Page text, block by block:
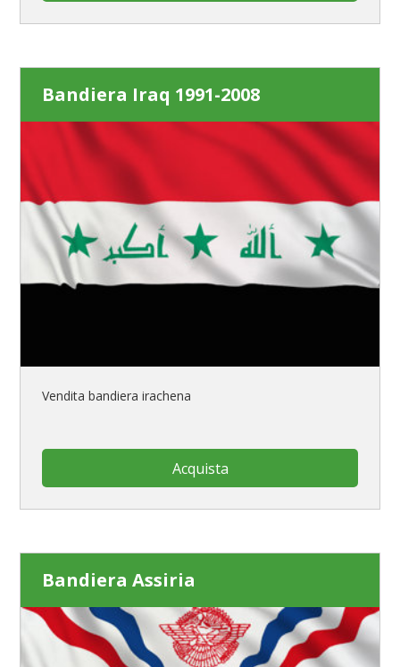
Bandiera Iraq 1991-2008
Vendita bandiera irachena
Acquista
Bandiera Assiria